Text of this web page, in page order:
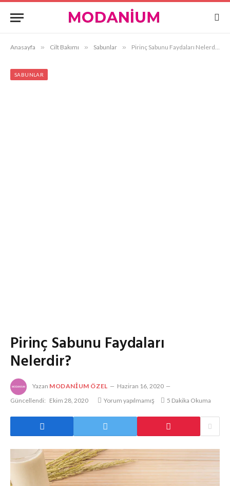
Anasayfa » Cilt Bakımı » Sabunlar » Pirinç Sabunu Faydaları Nelerdir?
SABUNLAR
Pirinç Sabunu Faydaları
Nelerdir?
Yazan MODANIUM ÖZEL
Haziran 16, 2020
Güncellendi: Ekim 28, 2020 Yorum yapılmamış 5 Dakika Okuma